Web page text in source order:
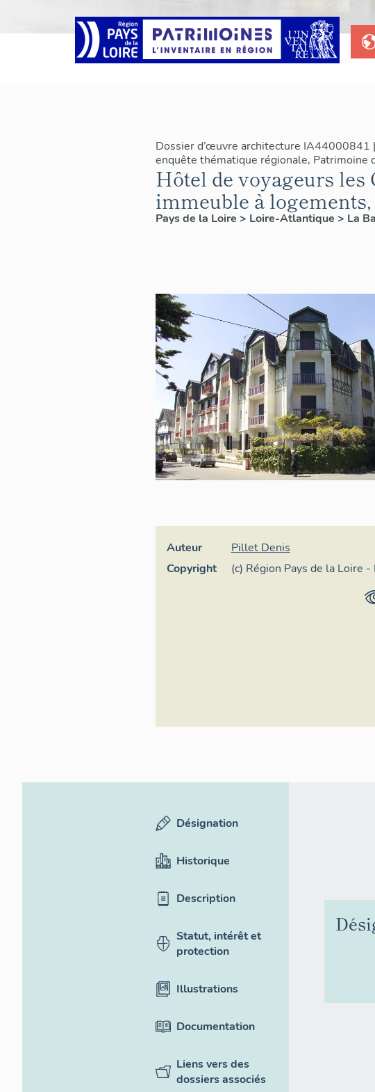
Dossier d’œuvre architecture IA44000841
enquête thématique régionale, Patrimoine
Hôtel de voyageurs
immeuble à
Pays de la Loire > Loire-Atlantique > La
Auteur
Pillet Denis
Copyright
(c) Région Pays de la Loire -
Désignation
Historique
Description
Statut, intérêt et
protection
Illustrations
Documentation
Liens vers des
dossiers associés